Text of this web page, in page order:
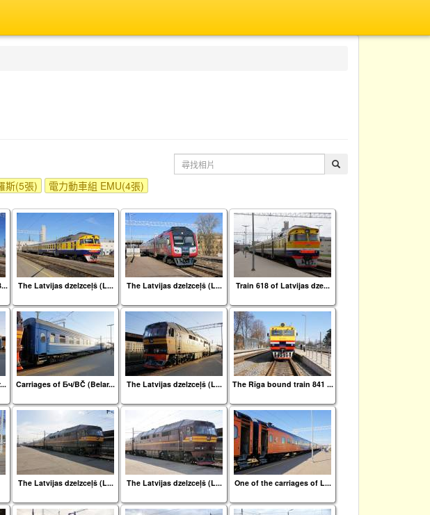
斯(5張)
電力動車組 EMU(4張)
The Latvijas dzelzceļš (L... The Latvijas dzelzceļš (L... Train 618 of Latvijas dze...
Carriages of Бч/BČ (Belar... The Latvijas dzelzceļš (L... The Rīga bound train 841 ...
The Latvijas dzelzceļš (L... The Latvijas dzelzceļš (L... One of the carriages of L...